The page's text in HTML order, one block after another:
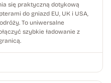
się praktyczną dotykową
do gniazd EU, UK i USA,
To uniwersalne
szybkie ładowanie z